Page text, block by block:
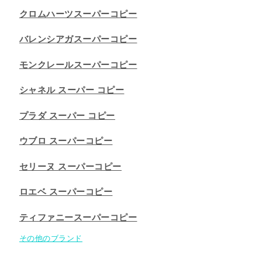
クロムハーツスーパーコピー
バレンシアガスーパーコピー
モンクレールスーパーコピー
シャネル スーパー コピー
プラダ スーパー コピー
ウブロ スーパーコピー
セリーヌ スーパーコピー​
ロエベ スーパーコピー
ティファニースーパーコピー
その他のブランド